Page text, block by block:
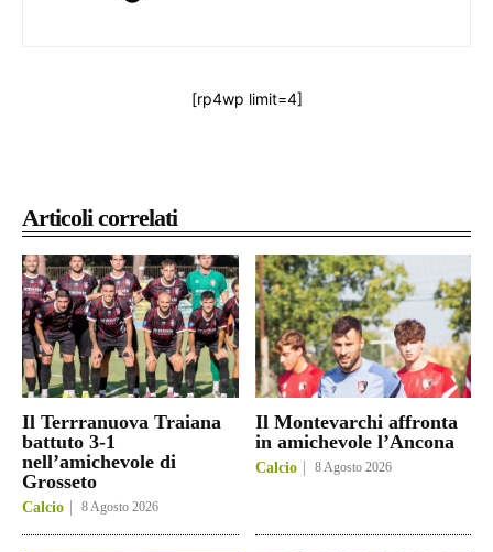
Articoli correlati
Il Terrranuova Traiana
battuto 3-1
nell’amichevole di
Grosseto
Calcio 8 Agosto 2026
Il Montevarchi affronta
in amichevole l’Ancona
Calcio 8 Agosto 2026
[rp4wp limit=4]